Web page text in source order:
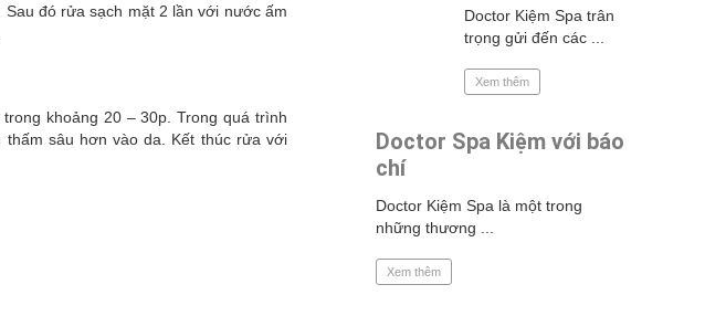
đó rửa sạch mặt 2 lần với nước ấm
khoảng 20 – 30p. Trong quá trình
sâu hơn vào da. Kết thúc rửa với
Doctor Kiệm Spa trân
trọng gửi đến các ...
Xem thêm
Doctor Spa Kiệm với báo
chí
Doctor Kiệm Spa là một trong
những thương ...
Xem thêm